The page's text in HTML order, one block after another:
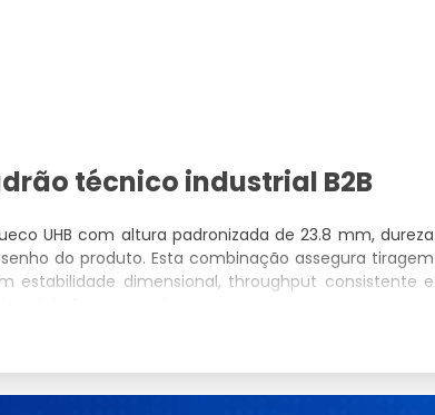
técnico industrial B2B
UHB com altura padronizada de 23.8 mm, dureza
do produto. Esta combinação assegura tiragem
estabilidade dimensional, throughput consistente e
útil do ferramental.
em CNC, com rebaixos para borrachas de ejeção